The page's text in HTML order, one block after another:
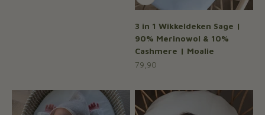
3 in 1 Wikkeldeken Sage |
90% Merinowol & 10%
Cashmere | Moalie
Aanbiedingsprijs
79,90